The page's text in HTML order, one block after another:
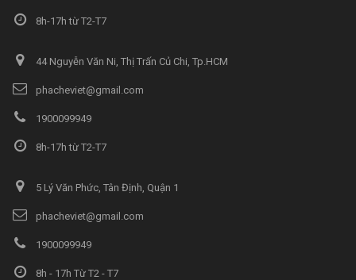
8h-17h từ T2-T7
44 Nguyễn Văn Ni, Thị Trấn Củ Chi, Tp.HCM
phacheviet@gmail.com
1900099949
8h-17h từ T2-T7
5 Lý Văn Phức, Tân Định, Quận 1
phacheviet@gmail.com
1900099949
8h - 17h Từ T2 - T7